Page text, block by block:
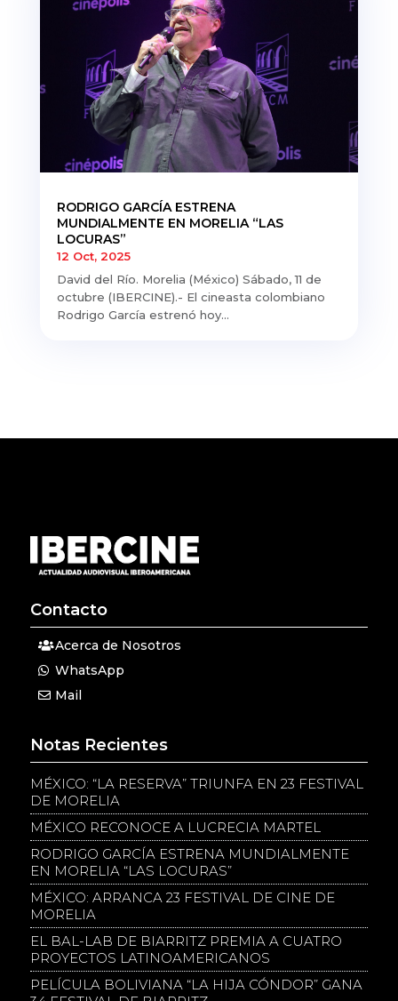
RODRIGO GARCÍA ESTRENA
MUNDIALMENTE EN MORELIA “LAS
LOCURAS”
12 Oct, 2025
David del Río. Morelia (México) Sábado, 11 de
octubre (IBERCINE).- El cineasta colombiano
Rodrigo García estrenó hoy...
Contacto
Acerca de Nosotros
WhatsApp
Mail
Notas Recientes
MÉXICO: “LA RESERVA” TRIUNFA EN 23 FESTIVAL
DE MORELIA
MÉXICO RECONOCE A LUCRECIA MARTEL
RODRIGO GARCÍA ESTRENA MUNDIALMENTE
EN MORELIA “LAS LOCURAS”
MÉXICO: ARRANCA 23 FESTIVAL DE CINE DE
MORELIA
EL BAL-LAB DE BIARRITZ PREMIA A CUATRO
PROYECTOS LATINOAMERICANOS
PELÍCULA BOLIVIANA “LA HIJA CÓNDOR” GANA